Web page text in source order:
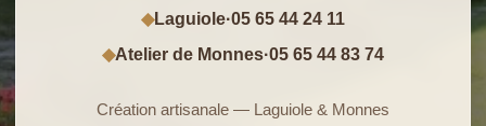
◆Laguiole·05 65 44 24 11
◆Atelier de Monnes·05 65 44 83 74
Création artisanale — Laguiole & Monnes